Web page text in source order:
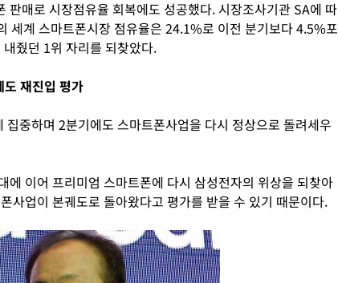
판매로 시장점유율 회복에도 성공했다. 시장조사기관 SA에 따
세계 스마트폰시장 점유율은 24.1%로 이전 분기보다 4.5%포
줬던 1위 자리를 되찾았다.
재진입 평가
집중하며 2분기에도 스마트폰사업을 다시 정상으로 돌려세우
에 이어 프리미엄 스마트폰에 다시 삼성전자의 위상을 되찾아
사업이 본궤도로 돌아왔다고 평가를 받을 수 있기 때문이다.